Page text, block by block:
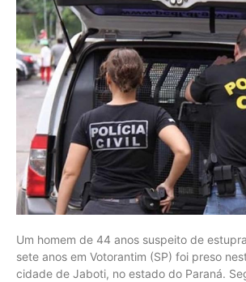
Um homem de 44 anos suspeito de
sete anos em Votorantim (SP) foi preso
cidade de Jaboti, no estado do Paraná.